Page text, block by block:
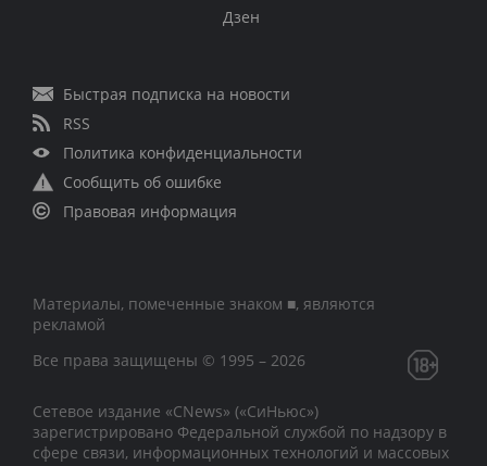
Дзен
Быстрая подписка на новости
RSS
Политика конфиденциальности
Сообщить об ошибке
Правовая информация
Материалы, помеченные знаком ■, являются
рекламой
Все права защищены © 1995 – 2026
Сетевое издание «CNews» («СиНьюс»)
зарегистрировано Федеральной службой по надзору в
сфере связи, информационных технологий и массовых